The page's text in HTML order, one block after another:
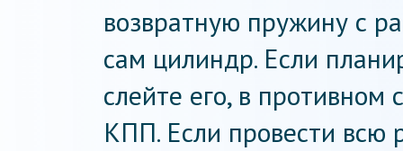
возвратную пружину с
сам цилиндр. Если
слейте его, в противном
КПП. Если провести всю